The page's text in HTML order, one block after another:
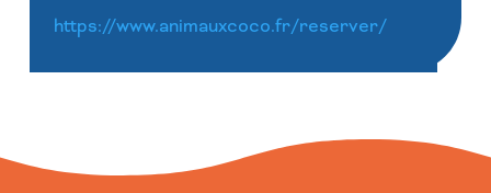
https://www.animauxcoco.fr/reserver/